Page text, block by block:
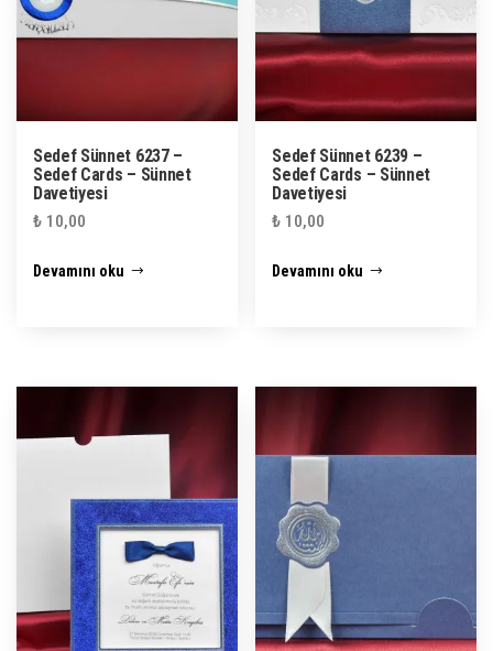
Sedef Sünnet 6237 –
Sedef Cards – Sünnet
Davetiyesi
₺ 10,00
Devamını oku
Sedef Sünnet 6239 –
Sedef Cards – Sünnet
Davetiyesi
₺ 10,00
Devamını oku